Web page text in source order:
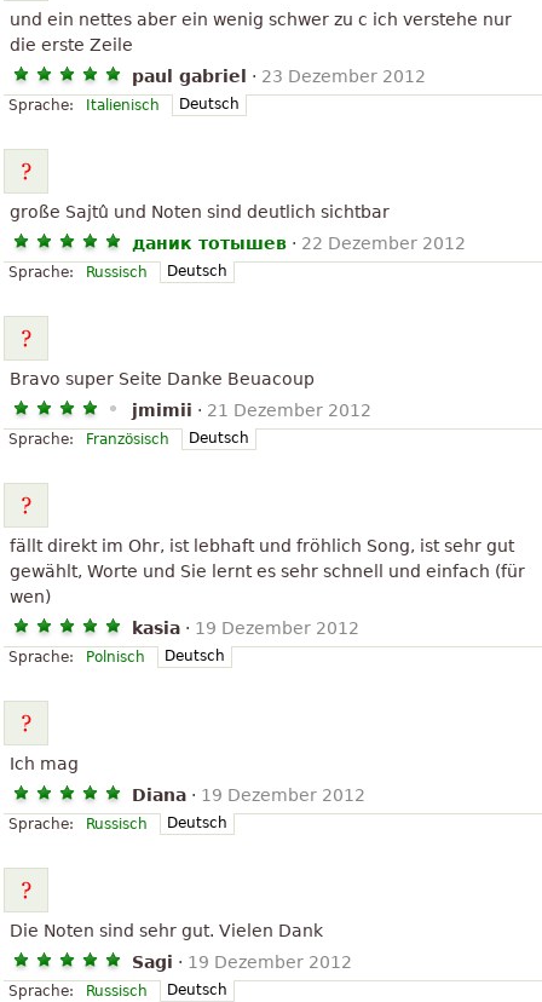
und ein nettes aber ein wenig schwer zu c ich verstehe nur
die erste Zeile
paul gabriel
· 23 Dezember 2012
Sprache: Italienisch Deutsch
große Sajtû und Noten sind deutlich sichtbar
даник тотышев · 22 Dezember 2012
Sprache: Russisch Deutsch
Bravo super Seite Danke Beuacoup
jmimii · 21 Dezember 2012
Sprache: Französisch Deutsch
fällt direkt im Ohr, ist lebhaft und fröhlich Song, ist sehr gut
gewählt, Worte und Sie lernt es sehr schnell und einfach (für
wen)
kasia · 19 Dezember 2012
Sprache: Polnisch Deutsch
Ich mag
Diana · 19 Dezember 2012
Sprache: Russisch Deutsch
Die Noten sind sehr gut. Vielen Dank
Sagi · 19 Dezember 2012
Sprache: Russisch Deutsch